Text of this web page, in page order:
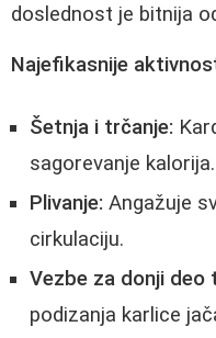
doslednost je bitnija
Najefikasnije
Šetnja i trčanje:
sagorevanje kalorija.
Plivanje: Angažuje
cirkulaciju.
Vezbe za donji deo
podizanja karlice